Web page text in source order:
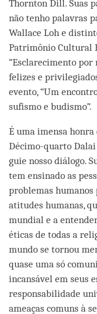
Thornton Dill. Suas
não tenho palavras
Wallace Loh e
Patrimônio Cultural
“Esclarecimento por
felizes e
evento, “Um
sufismo e budismo”.
É uma imensa honra
Décimo-quarto
guie nosso diálogo.
tem ensinado as
problemas humanos
atitudes humanas,
mundial e a
éticas de todas a
mundo se tornou
quase uma só
incansável em seus
responsabilidade
ameaças comuns à